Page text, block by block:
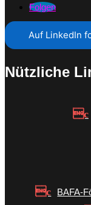
Folgen
Auf LinkedIn
Nützliche
BAFA-